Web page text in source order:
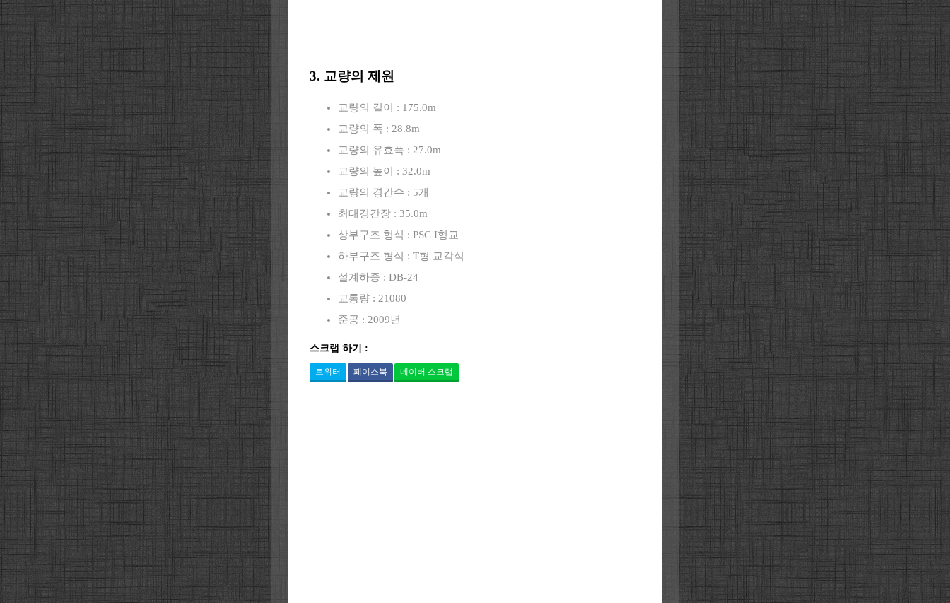
3. 교량의 제원
교량의 길이 : 175.0m
교량의 폭 : 28.8m
교량의 유효폭 : 27.0m
교량의 높이 : 32.0m
교량의 경간수 : 5개
최대경간장 : 35.0m
상부구조 형식 : PSC I형교
하부구조 형식 : T형 교각식
설계하중 : DB-24
교통량 : 21080
준공 : 2009년
스크랩 하기 :
트위터 페이스북 네이버 스크랩